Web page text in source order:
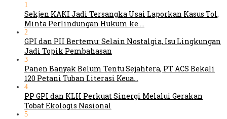
1
Sekjen KAKI Jadi Tersangka Usai Laporkan Kasus Tol,
Minta Perlindungan Hukum ke …
2
GPI dan PII Bertemu: Selain Nostalgia, Isu Lingkungan
Jadi Topik Pembahasan
3
Panen Banyak Belum Tentu Sejahtera, PT ACS Bekali
120 Petani Tuban Literasi Keua…
4
PP GPI dan KLH Perkuat Sinergi Melalui Gerakan
Tobat Ekologis Nasional
5